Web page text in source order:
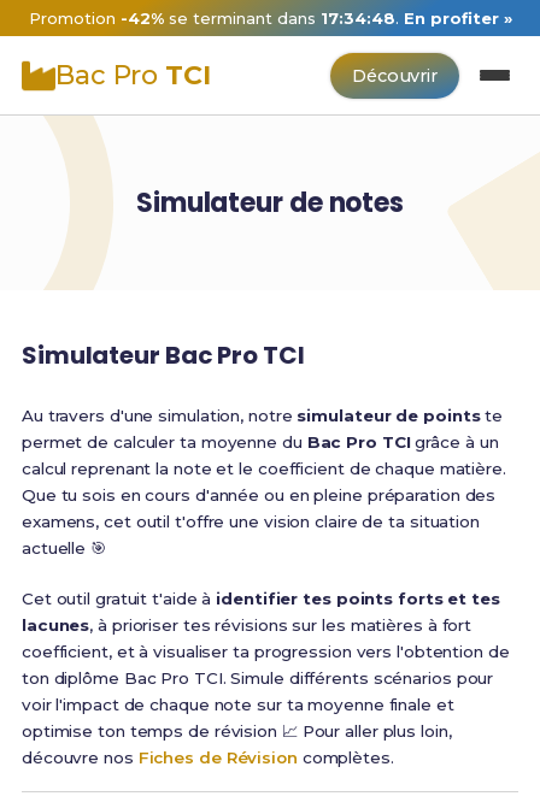
Promotion -42% se terminant dans 17:34:47. En profiter »
Bac Pro TCI Découvrir
Simulateur de notes
Simulateur Bac Pro TCI
Au travers d'une simulation, notre simulateur de pointste
permet de calculer ta moyenne du Bac Pro TCIgrâce à un
calcul reprenant la note et le coefficient de chaque matière.
Que tu sois en cours d'année ou en pleine préparation des
examens, cet outil t'offre une vision claire de ta situation
actuelle 🎯
Cet outil gratuit t'aide à identifier tes points forts et tes
lacunes, à prioriser tes révisions sur les matières à fort
coefficient, et à visualiser ta progression vers l'obtention de
ton diplôme Bac Pro TCI. Simule différents scénarios pour
voir l'impact de chaque note sur ta moyenne finale et
optimise ton temps de révision 📈 Pour aller plus loin,
découvre nos Fiches de Révision complètes.